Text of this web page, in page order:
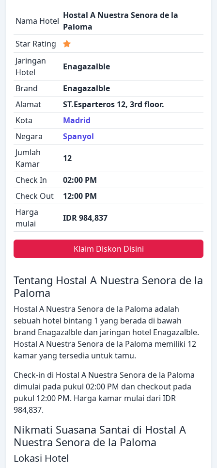
Nama Hotel
Hostal A Nuestra Senora de la
Paloma
Star Rating
Jaringan
Hotel
Enagazalble
Brand
Enagazalble
Alamat
ST.Esparteros 12, 3rd floor.
Kota
Madrid
Negara
Spanyol
Jumlah
Kamar
12
Check In
02:00 PM
Check Out
12:00 PM
Harga
mulai
IDR 984,837
Klaim Diskon Disini
Tentang Hostal A Nuestra Senora de la
Paloma
Hostal A Nuestra Senora de la Paloma adalah
sebuah hotel bintang 1 yang berada di bawah
brand Enagazalble dan jaringan hotel Enagazalble.
Hostal A Nuestra Senora de la Paloma memiliki 12
kamar yang tersedia untuk tamu.
Check-in di Hostal A Nuestra Senora de la Paloma
dimulai pada pukul 02:00 PM dan checkout pada
pukul 12:00 PM. Harga kamar mulai dari IDR
984,837.
Nikmati Suasana Santai di Hostal A
Nuestra Senora de la Paloma
Lokasi Hotel